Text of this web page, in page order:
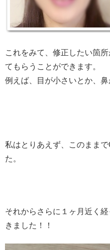
これをみて、修正したい箇
てもらうことができます。
例えば、目が小さいとか、
私はとりあえず、このまま
た。
それからさらに１ヶ月近く
きました！！